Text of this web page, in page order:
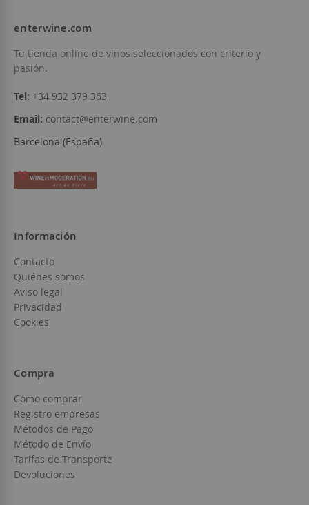
enterwine.com
Tu tienda online de vinos seleccionados con criterio y
pasión.
Tel: +34 932 379 363
Email: contact@enterwine.com
Barcelona (España)
Información
Contacto
Quiénes somos
Aviso legal
Privacidad
Cookies
Compra
Cómo comprar
Registro empresas
Métodos de Pago
Método de Envío
Tarifas de Transporte
Devoluciones